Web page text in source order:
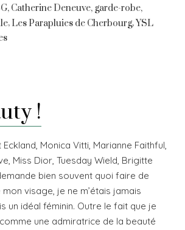
, Catherine Deneuve, garde-robe,
, Les Parapluies de Cherbourg,YSL
sur
la
bourgeoisie
!
Monica Vitti, Marianne Faithful,
Miss Dior, Tuesday Wield, Brigitte
bien souvent quoi faire de
visage, je ne m’étais jamais
un idéal féminin. Outre le fait que je
une admiratrice de la beauté